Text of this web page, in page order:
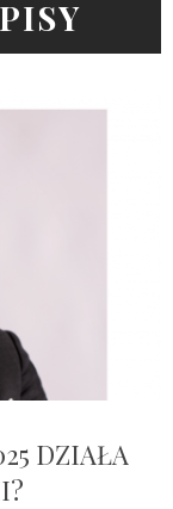
DZIAŁA